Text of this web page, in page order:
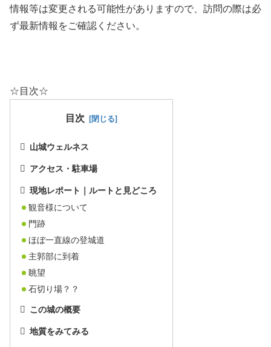
情報等は変更される可能性がありますので、訪問の際は必
ず最新情報をご確認ください。
☆目次☆
目次
山城ウェルネス
アクセス・駐車場
現地レポート｜ルートと見どころ
観音様について
門跡
ほぼ一直線の登城道
主郭部に到着
眺望
石切り場？？
この城の概要
地質をみてみる